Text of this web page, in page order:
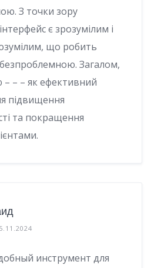
З точки зору
є зрозумілим і
що робить
Загалом,
– – як ефективний
підвищення
та покращення
инструмент для